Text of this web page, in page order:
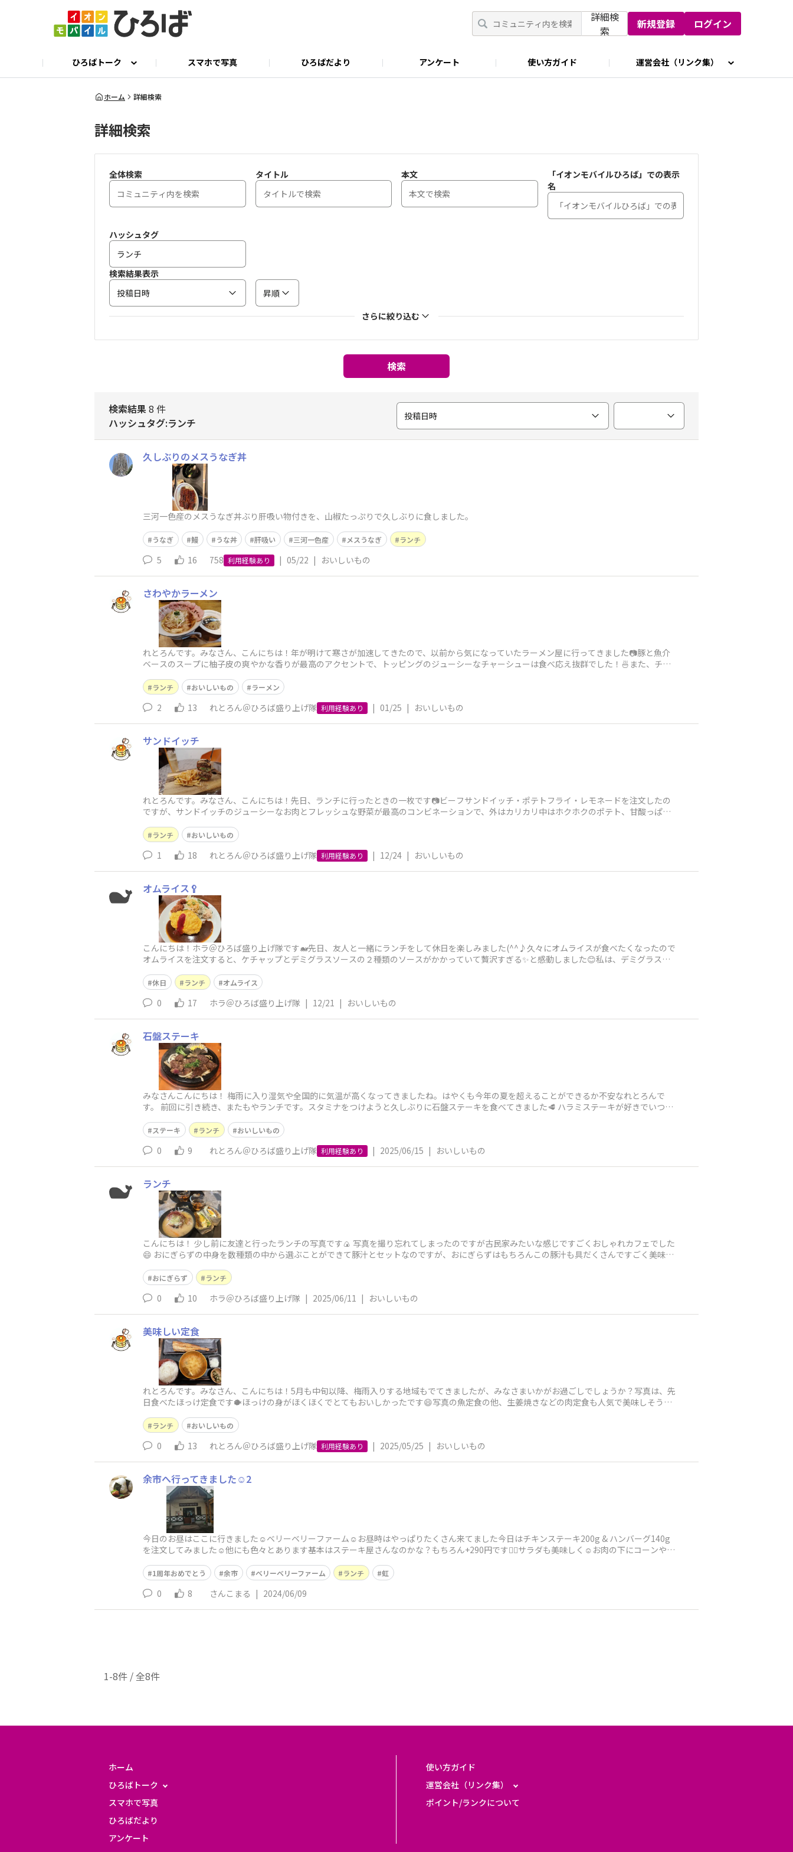
詳細検
索
新規登録 ログイン
ひろばトーク
ひろばトーク
スマホで写真 ひろばだより アンケート 使い方ガイド 運営会社（リンク集）
公式 X イオンモバイル公式サイト
ホーム 詳細検索
詳細検索
全体検索 タイトル 本文
「イオンモバイルひろば」での表示
名
ハッシュタグ
検索結果表示
投稿日時
昇順
さらに絞り込む
検索
検索結果8 件
ハッシュタグ:ランチ
投稿日時
久しぶりのメスうなぎ丼
三河一色産のメスうなぎ丼ぶり肝吸い物付きを、山椒たっぷりで久しぶりに食しました。
うなぎ 鰻 うな丼 肝吸い 三河一色産 メスうなぎ ランチ
5 16 758 利用経験あり | 05/22 | おいしいもの
さわやかラーメン
れとろんです。みなさん、こんにちは！年が明けて寒さが加速してきたので、以前から気になっていたラーメン屋に行ってきました📷豚と魚介
ベースのスープに柚子皮の爽やかな香りが最高のアクセントで、トッピングのジューシーなチャーシューは食べ応え抜群でした！🍜また、チャ
ランチ おいしいもの ラーメン
2 13 れとろん＠ひろば盛り上げ隊 利用経験あり | 01/25 | おいしいもの
サンドイッチ
れとろんです。みなさん、こんにちは！先日、ランチに行ったときの一枚です📷ビーフサンドイッチ・ポテトフライ・レモネードを注文したの
ですが、サンドイッチのジューシーなお肉とフレッシュな野菜が最高のコンビネーションで、外はカリカリ中はホクホクのポテト、甘酸っぱい
ランチ おいしいもの
1 18 れとろん＠ひろば盛り上げ隊 利用経験あり | 12/24 | おいしいもの
オムライス🥄
こんにちは！ホラ＠ひろば盛り上げ隊です🐋先日、友人と一緒にランチをして休日を楽しみました(^^♪久々にオムライスが食べたくなったので
オムライスを注文すると、ケチャップとデミグラスソースの２種類のソースがかかっていて贅沢すぎる✨と感動しました😊私は、デミグラスソ
休日 ランチ オムライス
0 17 ホラ＠ひろば盛り上げ隊 | 12/21 | おいしいもの
石盤ステーキ
みなさんこんにちは！ 梅雨に入り湿気や全国的に気温が高くなってきましたね。はやくも今年の夏を超えることができるか不安なれとろんで
す。 前回に引き続き、またもやランチです。スタミナをつけようと久しぶりに石盤ステーキを食べてきました🥩 ハラミステーキが好きでいつも
ステーキ ランチ おいしいもの
0 9 れとろん＠ひろば盛り上げ隊 利用経験あり | 2025/06/15 | おいしいもの
ランチ
こんにちは！ 少し前に友達と行ったランチの写真です🍙 写真を撮り忘れてしまったのですが古民家みたいな感じですごくおしゃれカフェでした
😄 おにぎらずの中身を数種類の中から選ぶことができて豚汁とセットなのですが、おにぎらずはもちろんこの豚汁も具だくさんですごく美味し
おにぎらず ランチ
0 10 ホラ＠ひろば盛り上げ隊 | 2025/06/11 | おいしいもの
美味しい定食
れとろんです。みなさん、こんにちは！5月も中旬以降、梅雨入りする地域もでてきましたが、みなさまいかがお過ごしでしょうか？写真は、先
日食べたほっけ定食です🐡ほっけの身がほくほくでとてもおいしかったです😄写真の魚定食の他、生姜焼きなどの肉定食も人気で美味しそうだ
ランチ おいしいもの
0 13 れとろん＠ひろば盛り上げ隊 利用経験あり | 2025/05/25 | おいしいもの
余市へ行ってきました☺️2
今日のお昼はここに行きました☺️ベリーベリーファーム☺️お昼時はやっぱりたくさん来てました今日はチキンステーキ200g & ハンバーグ140g
を注文してみました☺️他にも色々とあります基本はステーキ屋さんなのかな？もちろん+290円です🙇‍♀️サラダも美味しく☺️お肉の下にコーンやじ
1周年おめでとう 余市 ベリーベリーファーム ランチ 虹
0 8 さんこまる | 2024/06/09
1-8件 / 全8件
ホーム
ひろばトーク
スマホで写真
ひろばだより
アンケート
使い方ガイド
運営会社（リンク集）
ポイント/ランクについて